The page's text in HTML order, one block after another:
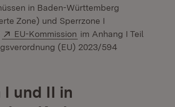
in Baden-Württemberg
Zone) und Sperrzone I
Extern:
EU-Kommission (Öffnet in neuem Fenster)
im Anhang I Teil
(EU) 2023/594
und II in